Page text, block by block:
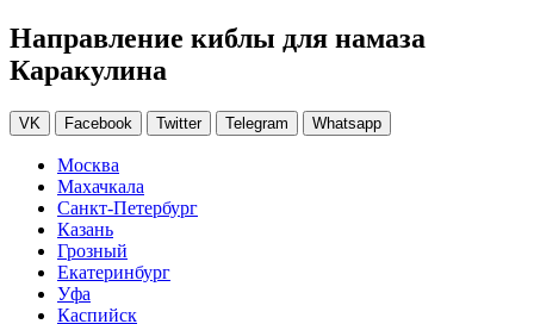
Направление киблы для намаза
Каракулина
VK Facebook Twitter Telegram Whatsapp
Москва
Махачкала
Санкт-Петербург
Казань
Грозный
Екатеринбург
Уфа
Каспийск